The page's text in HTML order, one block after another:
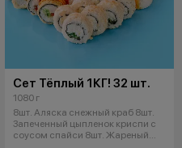
Сет Тёплый 1КГ! 32 шт.
1080 г
8шт. Аляска снежный краб 8шт.
Запеченный цыпленок криспи с
соусом спайси 8шт. Жареный